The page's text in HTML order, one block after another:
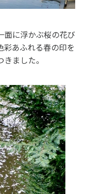
面に浮かぶ桜の花び
彩あふれる春の印を
ました。